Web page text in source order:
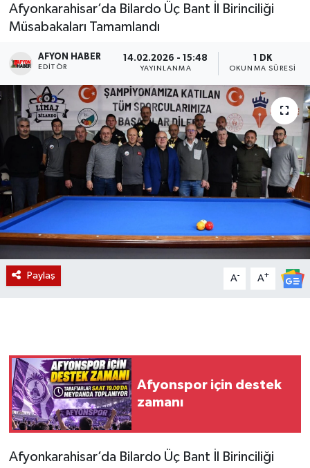
Afyonkarahisar’da Bilardo Üç Bant İl Birinciliği
Müsabakaları Tamamlandı
AFYON HABER
EDITÖR
14.02.2026 - 15:48
YAYINLANMA
1 DK
OKUNMA SÜRESI
Paylaş A- A+
Afyonspor için destek
zamanı
Afyonkarahisar’da Bilardo Üç Bant İl Birinciliği
Sivil Toplum
Ekonomi
Magazin
Etkinlikler